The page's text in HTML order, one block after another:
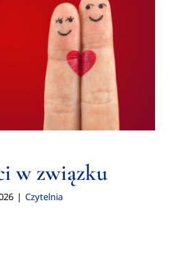
w związku
w związku
| Czytelnia